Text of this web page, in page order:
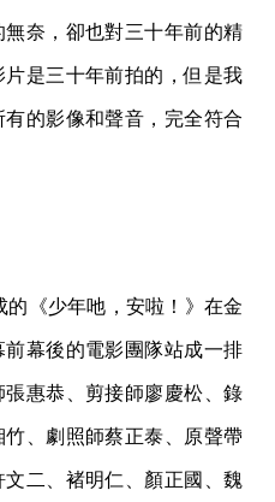
奈，卻也對三十年前的精
是三十年前拍的，但是我
的影像和聲音，完全符合
的《少年吔，安啦！》在金
幕後的電影團隊站成一排
惠恭、剪接師廖慶松、錄
、劇照師蔡正泰、原聲帶
二、褚明仁、顏正國、魏